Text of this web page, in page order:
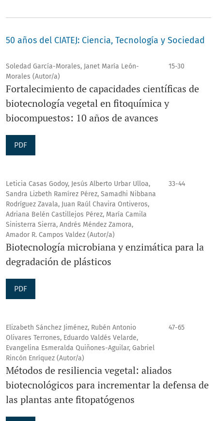
50 años del CIATEJ: Ciencia, Tecnología y Sociedad
Soledad García-Morales, Janet María León-
Morales (Autor/a)
15-30
Fortalecimiento de capacidades científicas de
biotecnología vegetal en fitoquímica y
biocompuestos: 10 años de avances
PDF
Leticia Casas Godoy, Jesús Alberto Urbar Ulloa,
Sandra Lizbeth Ramírez Pérez, Samadhi Nibbana
Rodríguez Zavala, Juan Raúl Chavira Ontiveros,
Adriana Belén Castillejos Pérez, María Camila
Sinisterra Sierra, Andrés Méndez Zamora,
Amador R. Campos Valdez (Autor/a)
33-44
Biotecnología microbiana y enzimática para la
degradación de plásticos
PDF
Elizabeth Sánchez Jiménez, Rubén Antonio
Olivares Terrones, Eduardo Valdés Velarde,
Evangelina Esmeralda Quiñones-Aguilar, Gabriel
Rincón Enríquez (Autor/a)
47-65
Métodos de resiliencia vegetal: aliados
biotecnológicos para incrementar la defensa de
las plantas ante fitopatógenos